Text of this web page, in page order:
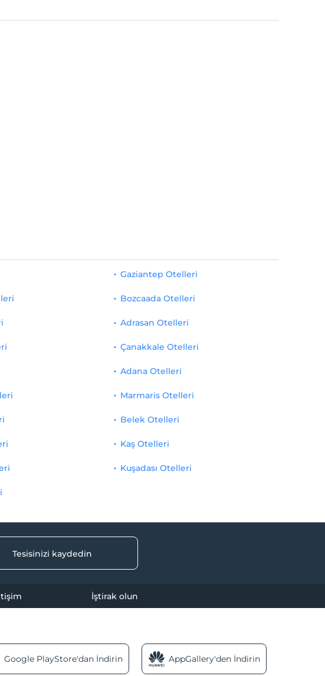
Gaziantep Otelleri
Bozcaada Otelleri
Adrasan Otelleri
Çanakkale Otelleri
Adana Otelleri
Marmaris Otelleri
Belek Otelleri
Kaş Otelleri
Kuşadası Otelleri
Tesisinizi kaydedin
İştirak olun
Google PlayStore'dan İndirin AppGallery'den İndirin